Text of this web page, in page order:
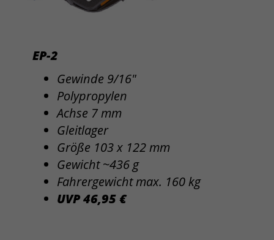
EP-2
Gewinde 9/16"
Polypropylen
Achse 7 mm
Gleitlager
Größe 103 x 122 mm
Gewicht ~436 g
Fahrergewicht max. 160 kg
UVP 46,95 €